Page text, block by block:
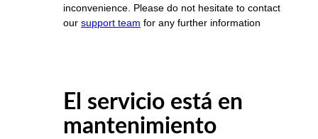
inconvenience. Please do not hesitate to contact
our support team for any further information
El servicio está en
mantenimiento